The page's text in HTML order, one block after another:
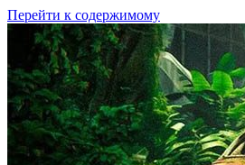
Перейти к содержимому